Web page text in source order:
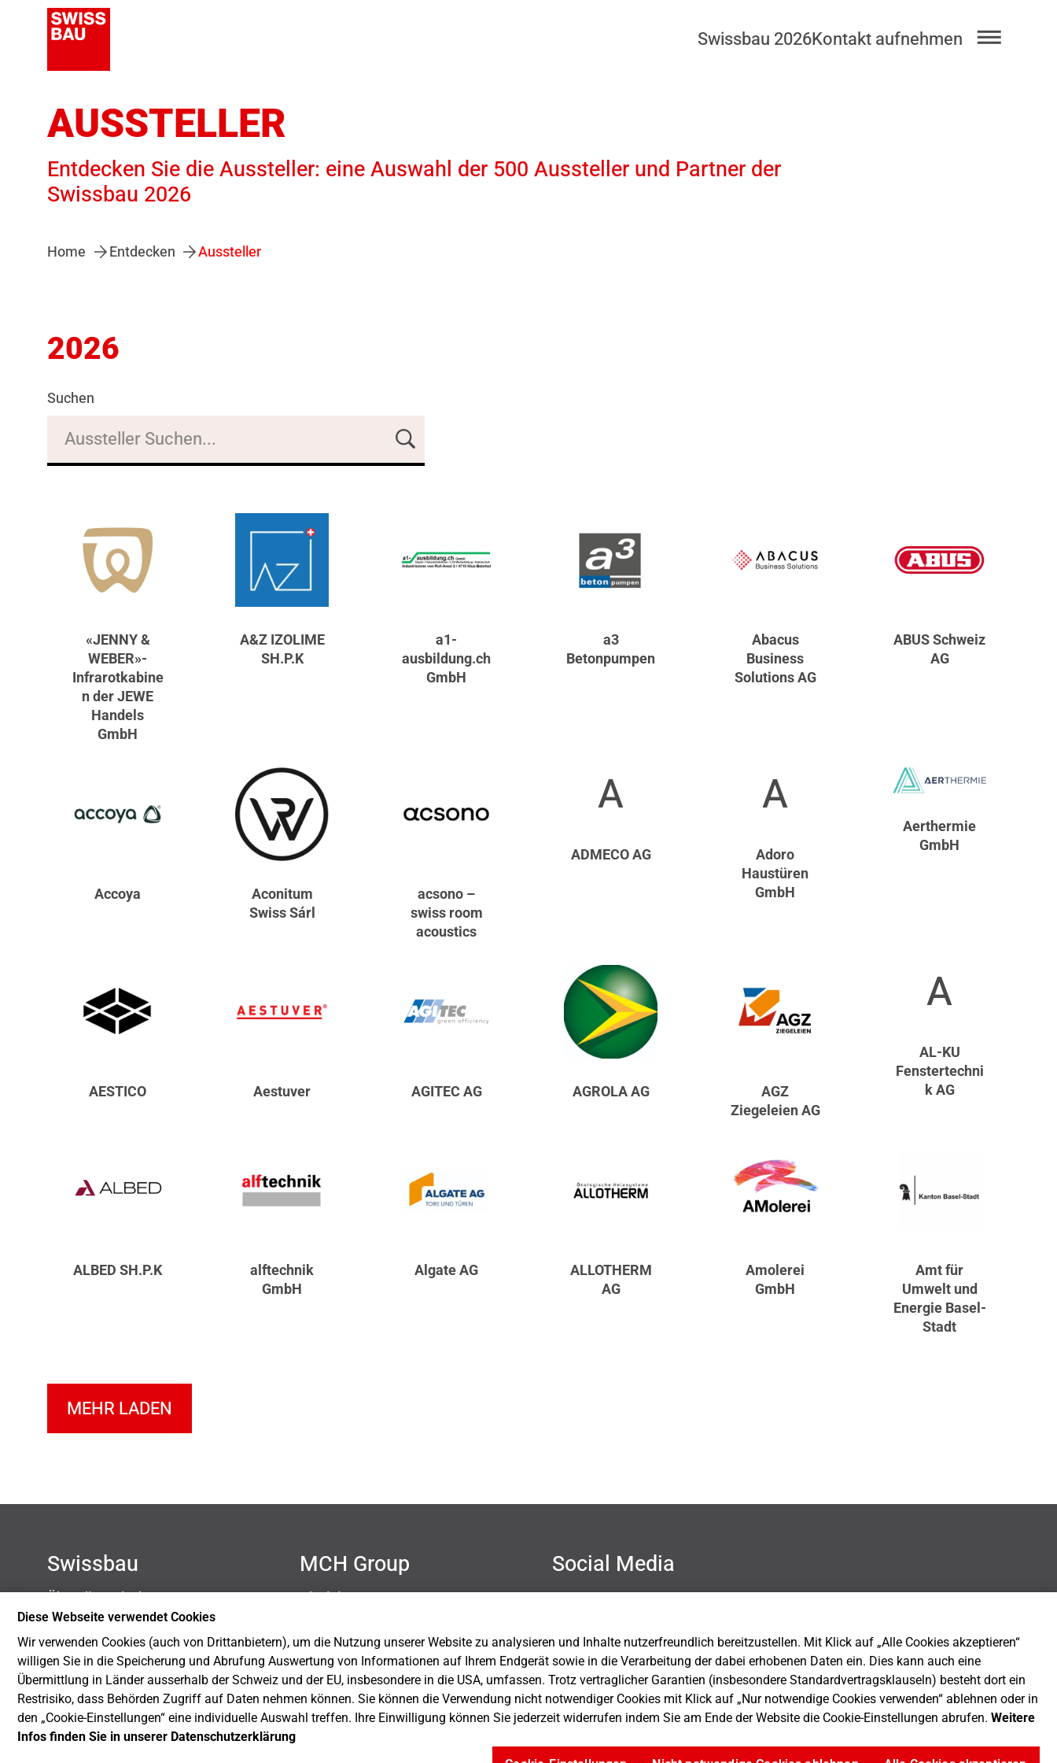
Swissbau 2026Kontakt aufnehmen
AUSSTELLER
Entdecken Sie die Aussteller: eine Auswahl der 500 Aussteller und Partner der
Swissbau 2026
Home Entdecken Aussteller
2026
Suchen
«JENNY &
WEBER»-
Infrarotkabine
n der JEWE
Handels
GmbH
A&Z IZOLIME
SH.P.K
a1-
ausbildung.ch
GmbH
a3
Betonpumpen
Abacus
Business
Solutions AG
ABUS Schweiz
AG
Accoya
Aconitum
Swiss Sárl
acsono –
swiss room
acoustics
A
ADMECO AG
A
Adoro
Haustüren
GmbH
Aerthermie
GmbH
AESTICO Aestuver AGITEC AG AGROLA AG
AGZ
Ziegeleien AG
A
AL-KU
Fenstertechni
k AG
ALBED SH.P.K
alftechnik
GmbH
Algate AG
ALLOTHERM
AG
Amolerei
GmbH
Amt für
Umwelt und
Energie Basel-
Stadt
MEHR LADEN
Swissbau
Kontakt
Newsletter
Blog
Nachhaltigkeit
MCH Group
Impressum
Cookie-Einstellungen
Social Media
Diese Webseite verwendet Cookies
Wir verwenden Cookies (auch von Drittanbietern), um die Nutzung unserer Website zu analysieren und Inhalte nutzerfreundlich bereitzustellen. Mit Klick auf „Alle Cookies akzeptieren“
willigen Sie in die Speicherung und Abrufung Auswertung von Informationen auf Ihrem Endgerät sowie in die Verarbeitung der dabei erhobenen Daten ein. Dies kann auch eine
Übermittlung in Länder ausserhalb der Schweiz und der EU, insbesondere in die USA, umfassen. Trotz vertraglicher Garantien (insbesondere Standardvertragsklauseln) besteht dort ein
Restrisiko, dass Behörden Zugriff auf Daten nehmen können. Sie können die Verwendung nicht notwendiger Cookies mit Klick auf „Nur notwendige Cookies verwenden“ ablehnen oder in
den „Cookie-Einstellungen“ eine individuelle Auswahl treffen. Ihre Einwilligung können Sie jederzeit widerrufen indem Sie am Ende der Website die Cookie-Einstellungen abrufen.Weitere
Infos finden Sie in unserer Datenschutzerklärung